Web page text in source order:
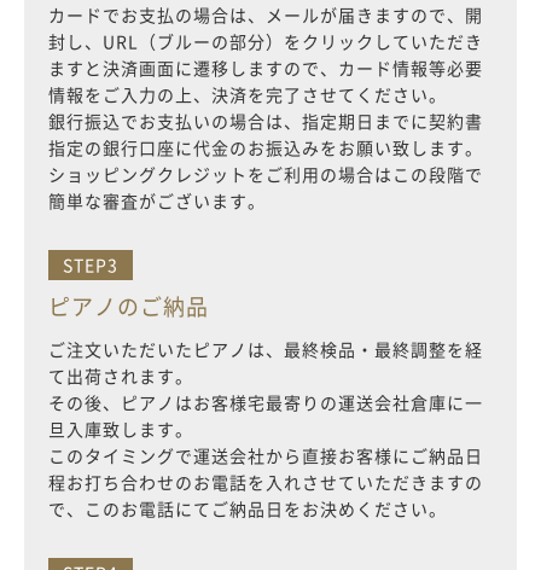
カードでお支払の場合は、メールが届きますので、開
封し、URL（ブルーの部分）をクリックしていただき
ますと決済画面に遷移しますので、カード情報等必要
情報をご入力の上、決済を完了させてください。
銀行振込でお支払いの場合は、指定期日までに契約書
指定の銀行口座に代金のお振込みをお願い致します。
ショッピングクレジットをご利用の場合はこの段階で
簡単な審査がございます。
STEP3
ピアノのご納品
ご注文いただいたピアノは、最終検品・最終調整を経
て出荷されます。
その後、ピアノはお客様宅最寄りの運送会社倉庫に一
旦入庫致します。
このタイミングで運送会社から直接お客様にご納品日
程お打ち合わせのお電話を入れさせていただきますの
で、このお電話にてご納品日をお決めください。